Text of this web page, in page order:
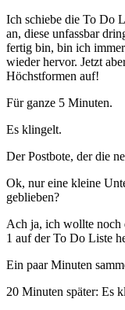
Ich schiebe die To Do
an, diese unfassbar
fertig bin, bin ich
wieder hervor. Jetzt
Höchstformen auf!
Für ganze 5 Minuten.
Es klingelt.
Der Postbote, der die
Ok, nur eine kleine
geblieben?
Ach ja, ich wollte noch
1 auf der To Do Liste
Ein paar Minuten
20 Minuten später: Es